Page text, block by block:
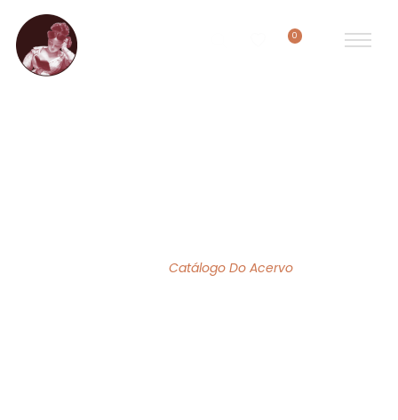
0
Catálogo Do Acervo